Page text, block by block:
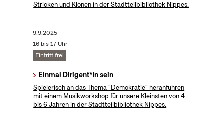
Stricken und Klönen in der Stadtteilbibliothek Nippes.
9.9.2025
16 bis 17 Uhr
Eintritt frei
Einmal Dirigent*in sein
Spielerisch an das Thema "Demokratie" heranführen
mit einem Musikworkshop für unsere Kleinsten von 4
bis 6 Jahren in der Stadtteilbibliothek Nippes.